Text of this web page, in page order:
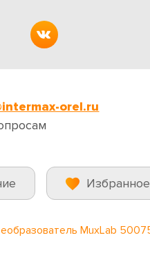
orel.ru
Избранное
MuxLab